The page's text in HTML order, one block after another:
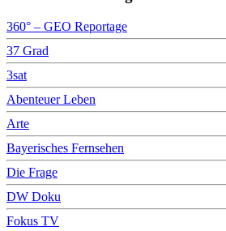
360° – GEO Reportage
37 Grad
3sat
Abenteuer Leben
Arte
Bayerisches Fernsehen
Die Frage
DW Doku
Fokus TV